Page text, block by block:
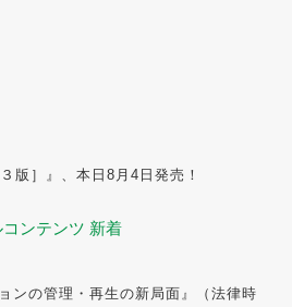
版］』、本日8月4日発売！
ンテンツ 新着
ンの管理・再生の新局面』（法律時